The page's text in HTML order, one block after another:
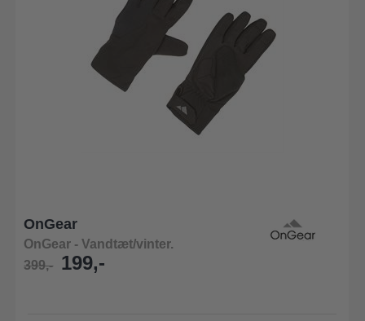
OnGear
OnGear - Vandtæt/vinter.
399,-
199,-